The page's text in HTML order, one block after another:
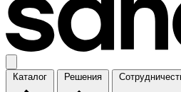
Каталог Решения